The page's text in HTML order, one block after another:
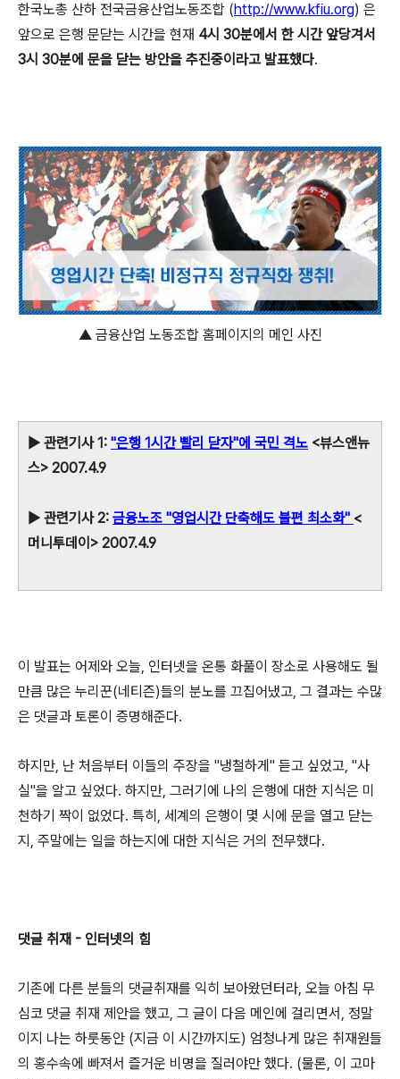
한국노총 산하 전국금융산업노동조합 (http://www.kfiu.org) 은
앞으로 은행 문닫는 시간을 현재 4시 30분에서 한 시간 앞당겨서
3시 30분에 문을 닫는 방안을 추진중이라고 발표했다.
▲ 금융산업 노동조합 홈페이지의 메인 사진
▶ 관련기사 1: "은행 1시간 빨리 닫자"에 국민 격노 <뷰스앤뉴
스> 2007.4.9
▶ 관련기사 2: 금융노조 "영업시간 단축해도 불편 최소화" <
머니투데이> 2007.4.9
이 발표는 어제와 오늘, 인터넷을 온통 화풀이 장소로 사용해도 될
만큼 많은 누리꾼(네티즌)들의 분노를 끄집어냈고, 그 결과는 수많
은 댓글과 토론이 증명해준다.
하지만, 난 처음부터 이들의 주장을 "냉철하게" 듣고 싶었고, "사
실"을 알고 싶었다. 하지만, 그러기에 나의 은행에 대한 지식은 미
천하기 짝이 없었다. 특히, 세계의 은행이 몇 시에 문을 열고 닫는
지, 주말에는 일을 하는지에 대한 지식은 거의 전무했다.
댓글 취재 - 인터넷의 힘
기존에 다른 분들의 댓글취재를 익히 보아왔던터라, 오늘 아침 무
심코 댓글 취재 제안을 했고, 그 글이 다음 메인에 걸리면서, 정말
이지 나는 하룻동안 (지금 이 시간까지도) 엄청나게 많은 취재원들
의 홍수속에 빠져서 즐거운 비명을 질러야만 했다. (물론, 이 고마